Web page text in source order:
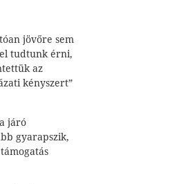
jövőre sem
tudtunk érni,
az
kényszert”
járó
gyarapszik,